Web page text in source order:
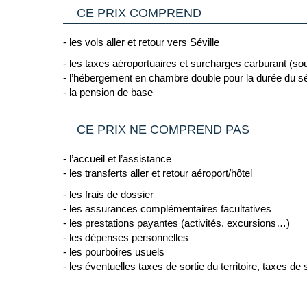
(Source France Diplomatie le 30/06/26)
Vous trouverez des informations plus complètes
Cliquant ici.
2/ GENERALITES
Passeport & Carte Nationale d'Identité: Le
pays de destination.
Carte nationale d'identité expirée
françaises comme toujours en cours de validité.
Cliquant ici.
Transit par la Grande Bretagne, les Etat-Unis et
d’information :
- Grande Bretagne : sur le site du gouvernement
Cliquant ici.
- Etats Unis : sur le site du Service Public en
CE PRIX COMPREND
- les vols aller et retour vers Séville
- les taxes aéroportuaires et surcharges carburant
- l’hébergement en chambre double pour la durée du
- la pension de base
CE PRIX NE COMPREND PAS
- l’accueil et l’assistance
- les transferts aller et retour aéroport/hôtel
- les frais de dossier
- les assurances complémentaires facultatives
- les prestations payantes (activités, excursions…)
- les dépenses personnelles
- les pourboires usuels
- les éventuelles taxes de sortie du territoire, taxes de